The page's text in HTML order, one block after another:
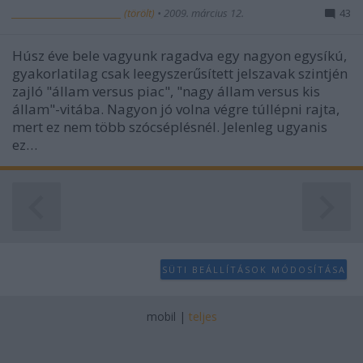
___________________________ (törölt) • 2009. március 12. 43
Húsz éve bele vagyunk ragadva egy nagyon egysíkú,
gyakorlatilag csak leegyszerűsített jelszavak szintjén
zajló "állam versus piac", "nagy állam versus kis
állam"-vitába. Nagyon jó volna végre túllépni rajta,
mert ez nem több szócséplésnél. Jelenleg ugyanis
ez…
SÜTI BEÁLLÍTÁSOK MÓDOSÍTÁSA
mobil | teljes